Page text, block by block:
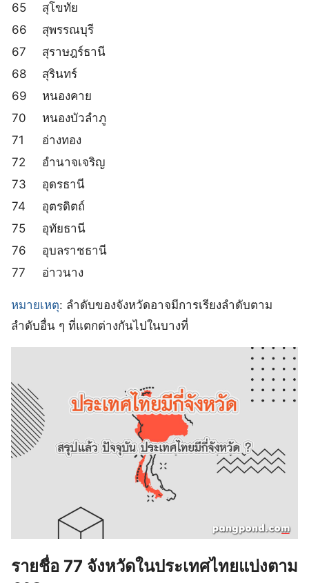
65
สุโขทัย
66
สุพรรณบุรี
67
สุราษฎร์ธานี
68
สุรินทร์
69
หนองคาย
70
หนองบัวลำภู
71
อ่างทอง
72
อำนาจเจริญ
73
อุดรธานี
74
อุตรดิตถ์
75
อุทัยธานี
76
อุบลราชธานี
77
อ่าวนาง
หมายเหตุ: ลำดับของจังหวัดอาจมีการเรียงลำดับตาม
ลำดับอื่น ๆ ที่แตกต่างกันไปในบางที่
รายชื่อ 77 จังหวัดในประเทศไทยแบ่งตาม